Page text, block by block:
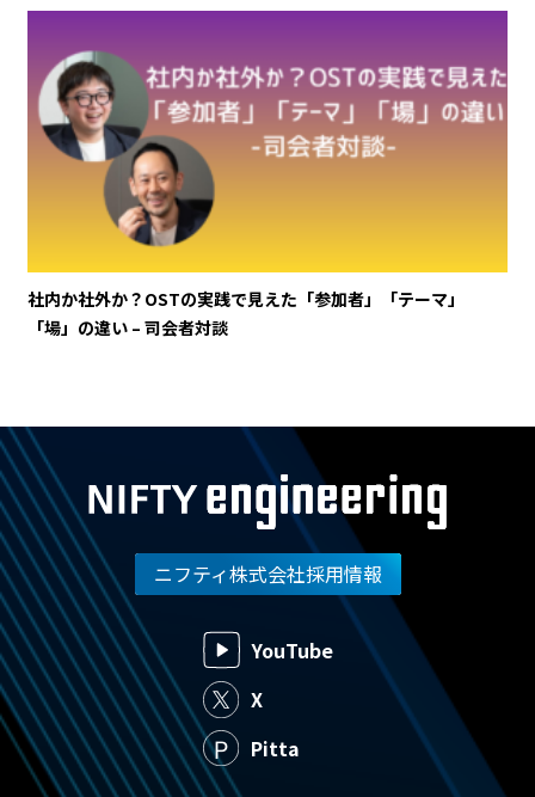
社内か社外か？OSTの実践で見えた「参加者」「テーマ」
「場」の違い – 司会者対談
ニフティ株式会社採用情報
YouTube
X
Pitta